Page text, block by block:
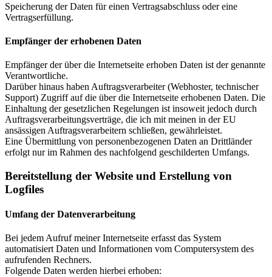
Speicherung der Daten für einen Vertragsabschluss oder eine
Vertragserfüllung.
Empfänger der erhobenen Daten
Empfänger der über die Internetseite erhoben Daten ist der genannte
Verantwortliche.
Darüber hinaus haben Auftragsverarbeiter (Webhoster, technischer
Support) Zugriff auf die über die Internetseite erhobenen Daten. Die
Einhaltung der gesetzlichen Regelungen ist insoweit jedoch durch
Auftragsverarbeitungsverträge, die ich mit meinen in der EU
ansässigen Auftragsverarbeitern schließen, gewährleistet.
Eine Übermittlung von personenbezogenen Daten an Drittländer
erfolgt nur im Rahmen des nachfolgend geschilderten Umfangs.
Bereitstellung der Website und Erstellung von
Logfiles
Umfang der Datenverarbeitung
Bei jedem Aufruf meiner Internetseite erfasst das System
automatisiert Daten und Informationen vom Computersystem des
aufrufenden Rechners.
Folgende Daten werden hierbei erhoben: